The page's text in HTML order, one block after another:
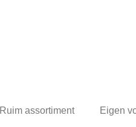
Ruim assortiment Eigen